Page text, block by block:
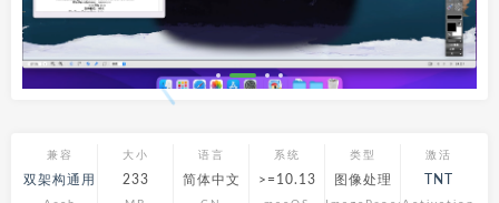
兼容
双架构通用
大小
233
语言
简体中文
系统
>=10.13
类型
图像处理
激活
TNT